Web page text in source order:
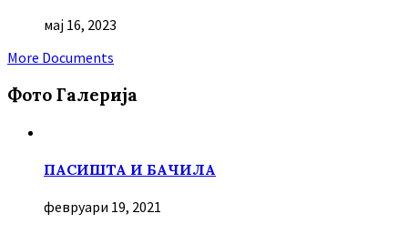
мај 16, 2023
More Documents
Фото Галерија
ПАСИШТА И БАЧИЛА
февруари 19, 2021